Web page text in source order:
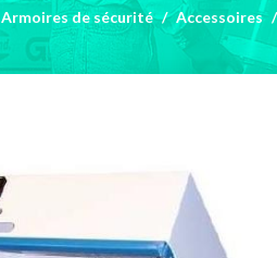
Armoires de sécurité Accessoires